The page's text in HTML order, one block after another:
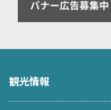
観光情報